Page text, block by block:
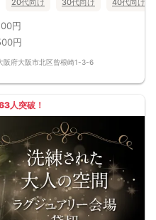
すので必ずお電話お願いいたしま
がございます。
のでご遠慮いただいております。
）は理由にかかわらず男女共所定の
！
円
円
阪府大阪市北区曾根崎1-3-6
人突破！